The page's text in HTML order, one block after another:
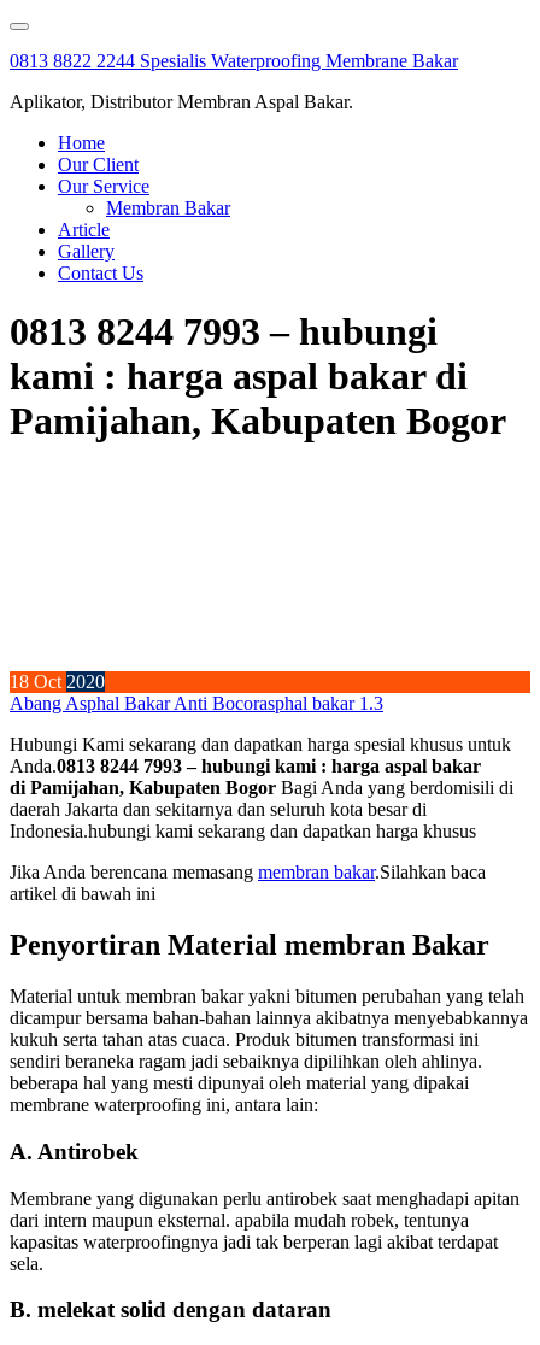
Skip
content
0813 8822 2244 Spesialis Waterproofing Membrane Bakar
Aplikator, Distributor Membran Aspal Bakar.
Home
Our Client
Our Service
Membran Bakar
Article
Gallery
Contact Us
0813 8244 7993 – hubungi
kami : harga aspal bakar di
Pamijahan, Kabupaten Bogor
18 Oct2020
Abang Asphal Bakar Anti Bocorasphal bakar 1.3
Hubungi Kami sekarang dan dapatkan harga spesial khusus untuk
Anda.0813 8244 7993 – hubungi kami : harga aspal bakar
di Pamijahan, Kabupaten Bogor Bagi Anda yang berdomisili di
daerah Jakarta dan sekitarnya dan seluruh kota besar di
Indonesia.hubungi kami sekarang dan dapatkan harga khusus
Jika Anda berencana memasang membran bakar.Silahkan baca
artikel di bawah ini
Penyortiran Material membran Bakar
Material untuk membran bakar yakni bitumen perubahan yang telah
dicampur bersama bahan-bahan lainnya akibatnya menyebabkannya
kukuh serta tahan atas cuaca. Produk bitumen transformasi ini
sendiri beraneka ragam jadi sebaiknya dipilihkan oleh ahlinya.
beberapa hal yang mesti dipunyai oleh material yang dipakai
membrane waterproofing ini, antara lain:
A. Antirobek
Membrane yang digunakan perlu antirobek saat menghadapi apitan
dari intern maupun eksternal. apabila mudah robek, tentunya
kapasitas waterproofingnya jadi tak berperan lagi akibat terdapat
sela.
B. melekat solid dengan dataran